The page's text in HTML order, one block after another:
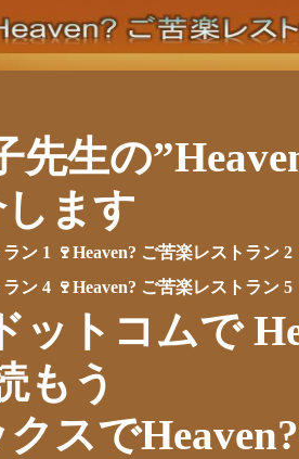
先生の
ます
ン 1 🍷Heaven? ご苦楽レストラン 2
ラン 4 🍷Heaven? ご苦楽レストラン 5
ットコムで
もう
スで